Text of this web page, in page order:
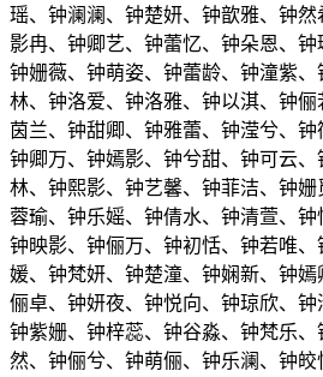
瑶、钟澜澜、钟楚妍、钟歆雅、钟
影冉、钟卿艺、钟蕾忆、钟朵恩、钟
钟姗薇、钟萌姿、钟蕾龄、钟潼紫
林、钟洛爱、钟洛雅、钟以淇、钟
茵兰、钟甜卿、钟雅蕾、钟滢兮、钟
钟卿万、钟嫣影、钟兮甜、钟可云
林、钟熙影、钟艺馨、钟菲洁、钟
蓉瑜、钟乐媱、钟倩水、钟清萱、钟
钟映影、钟俪万、钟初恬、钟若唯
媛、钟梵妍、钟楚潼、钟娴新、钟
俪卓、钟妍夜、钟悦向、钟琼欣、钟
钟紫姗、钟梓蕊、钟谷淼、钟梵乐
然、钟俪兮、钟萌俪、钟乐澜、钟